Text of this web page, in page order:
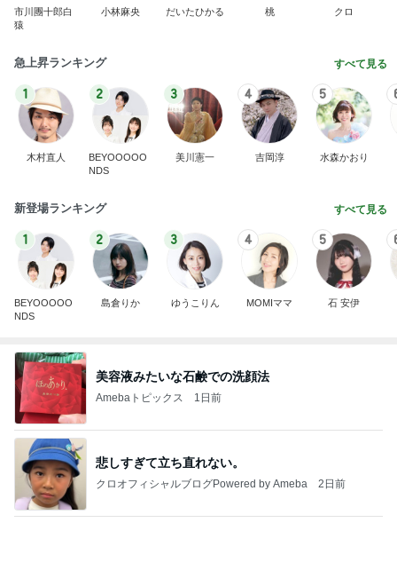
市川團十郎白
猿
小林麻央 だいたひかる 桃 クロ
急上昇ランキング すべて見る
1
木村直人
2
BEYOOOOO
NDS
3
美川憲一
4
吉岡淳
5
水森かおり
新登場ランキング すべて見る
1
BEYOOOOO
NDS
2
島倉りか
3
ゆうこりん
4
MOMIママ
5
石 安伊
美容液みたいな石鹸での洗顔法
Amebaトピックス 1日前
悲しすぎて立ち直れない。
クロオフィシャルブログPowered by Ameba 2日前